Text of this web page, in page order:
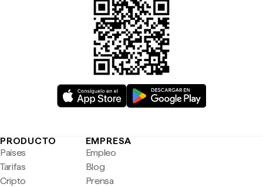
PRODUCTO
Países
Tarifas
Cripto
EMPRESA
Empleo
Blog
Prensa